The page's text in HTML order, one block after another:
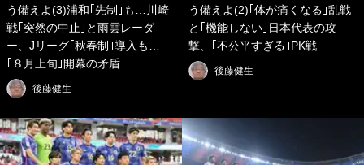
う備えよ(3)浦和｢先制｣も…川崎
戦｢突然の中止｣と雨雲レーダ
ー、Jリーグ｢秋春制｣導入も…
｢８月上旬｣開幕の矛盾
後藤健生
う備えよ(2)｢体が痛くなる｣乱戦
と｢機能しない｣日本代表の攻
撃、｢不公平すぎる｣PK戦
後藤健生